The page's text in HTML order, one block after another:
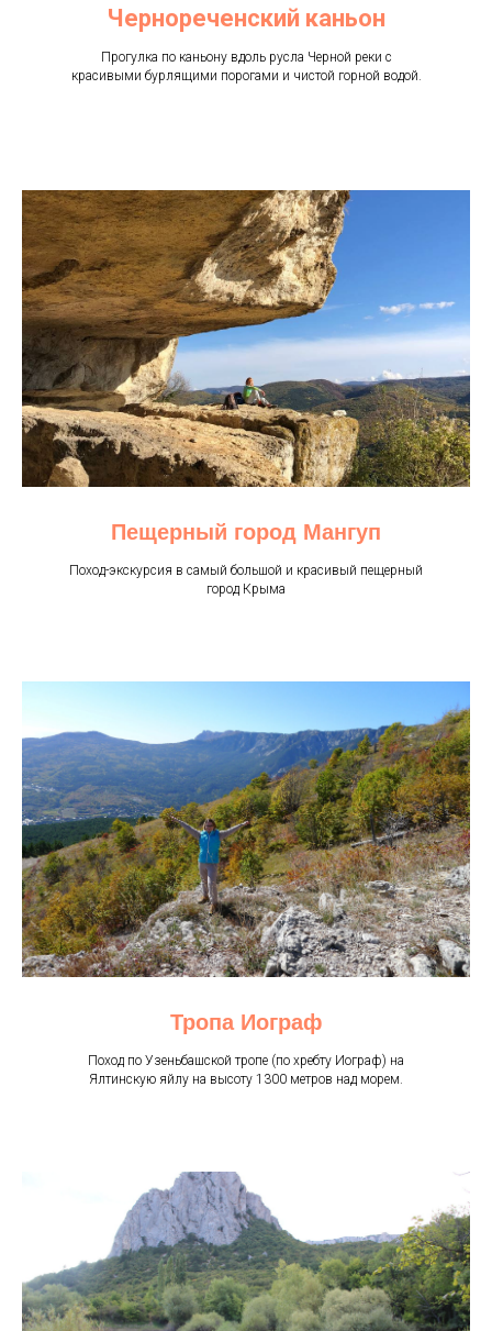
Чернореченский каньон
Прогулка по каньону вдоль русла Черной реки с
красивыми бурлящими порогами и чистой горной водой.
Пещерный город Мангуп
Поход-экскурсия в самый большой и красивый пещерный
город Крыма
Тропа Иограф
Поход по Узеньбашской тропе (по хребту Иограф) на
Ялтинскую яйлу на высоту 1300 метров над морем.